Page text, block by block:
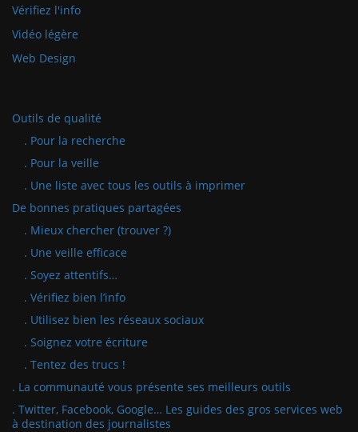
Vérifiez l'info
Vidéo légère
Web Design
Outils de qualité
. Pour la recherche
. Pour la veille
. Une liste avec tous les outils à imprimer
De bonnes pratiques partagées
. Mieux chercher (trouver ?)
. Une veille efficace
. Soyez attentifs…
. Vérifiez bien l’info
. Utilisez bien les réseaux sociaux
. Soignez votre écriture
. Tentez des trucs !
. La communauté vous présente ses meilleurs outils
. Twitter, Facebook, Google… Les guides des gros services web
à destination des journalistes